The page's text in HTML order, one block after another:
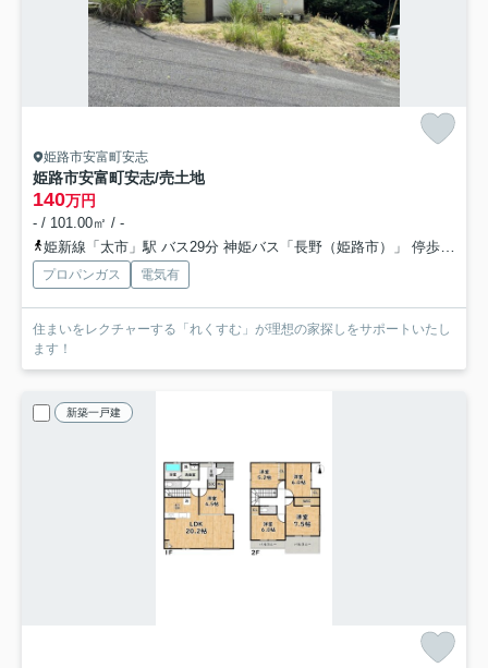
姫路市安富町安志
姫路市安富町安志/売土地
140万円
- / 101.00㎡ / -
姫新線「太市」駅 バス29分 神姫バス「長野（姫路市）」 停歩13分
プロパンガス 電気有
住まいをレクチャーする「れくすむ」が理想の家探しをサポートいたし
ます！
新築一戸建